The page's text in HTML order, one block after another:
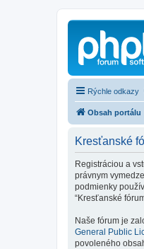
Rýchle odkazy
Obsah portálu
Kresťanské
Registráciou a
právnym
podmienky
“Kresťanské
Naše fórum je
General Public
povoleného